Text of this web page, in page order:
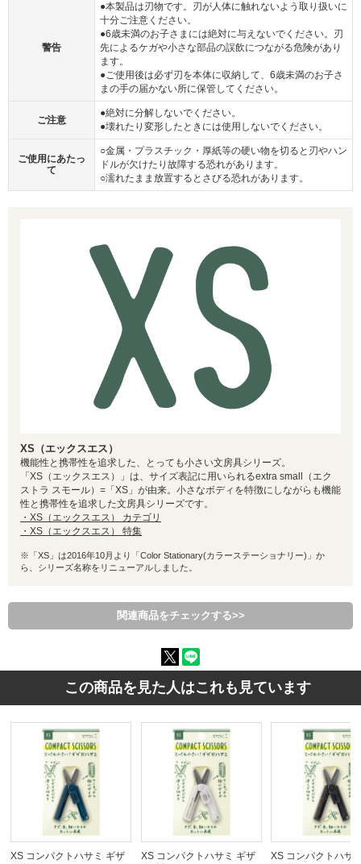
警告
●本製品は刃物です。刃が人体に触れないよう取り扱いに
十分ご注意ください。
●6歳未満のお子さまには絶対に与えないでください。刃
先によるケガや小さな部品の誤飲につながる危険があり
ます。
●ご使用後は必ず刃を本体に収納して、6歳未満のお子さ
まの手の届かない所に保管してください。
ご注意
●絶対に分解しないでください。
●壊れたり変形したときには使用しないでください。
ご使用にあたっ
て
○金属・プラスチック・厚紙等の硬い物を切ると刃やハン
ドルが欠けたり故障する恐れがあります。
○濡れたまま放置するとさびる恐れがあります。
XS（エックスエス）
機能性と携帯性を追求した、とっても小さい文房具シリーズ。
「XS（エックスエス）」は、サイズ表記に用いられるextra small（エク
ストラ スモール）=「XS」が由来。小さなボディを特徴にしながらも機能
性と携帯性を追求した文房具シリーズです。
・XS（エックスエス） カテゴリ
・XS（エックスエス） 特集
※「XS」は2016年10月より「Color Stationary(カラーステーショナリー)」か
ら、シリーズ名称をリニューアルしました。
関連商品をチェックする>>
この商品を見た人はこれも見ています
XS コンパクトハサミ ギザ
XS コンパクトハサミ ギザ
XS コンパクトハサ